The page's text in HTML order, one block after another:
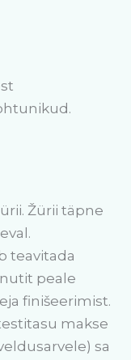
Žürii täpne
teavitada
peale
finišeerimist.
makse
sa